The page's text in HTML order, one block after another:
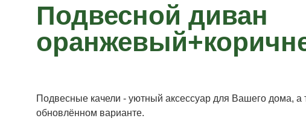
Подвесной диван
Подвесные качели - уютный аксессуар для Вашего дома, а
обновлённом варианте.